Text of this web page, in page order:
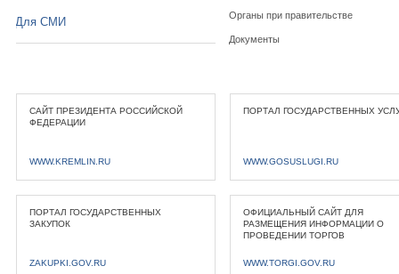
Органы при правительстве
Документы
Для СМИ
САЙТ ПРЕЗИДЕНТА РОССИЙСКОЙ
ФЕДЕРАЦИИ
WWW.KREMLIN.RU
ПОРТАЛ ГОСУДАРСТВЕННЫХ
WWW.GOSUSLUGI.RU
ПОРТАЛ ГОСУДАРСТВЕННЫХ
ЗАКУПОК
ZAKUPKI.GOV.RU
ОФИЦИАЛЬНЫЙ САЙТ ДЛЯ
РАЗМЕЩЕНИЯ ИНФОРМАЦИИ О
ПРОВЕДЕНИИ ТОРГОВ
WWW.TORGI.GOV.RU